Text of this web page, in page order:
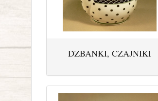
DZBANKI, CZAJNIKI